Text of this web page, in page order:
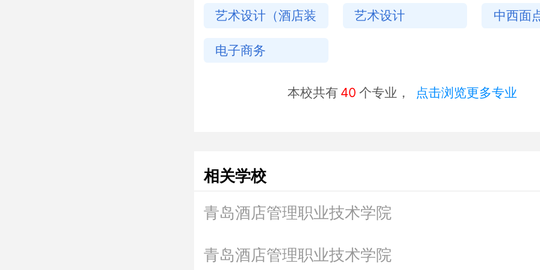
艺术设计（酒店装
艺术设计 中西面
电子商务
本校共有 40 个专业， 点击浏览更多专业
相关学校
青岛酒店管理职业技术学院
青岛酒店管理职业技术学院